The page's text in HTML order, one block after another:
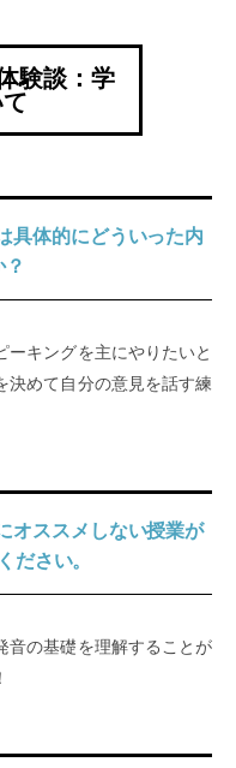
験談：学
具体的にどういった内
ーキングを主にやりたいと
決めて自分の意見を話す練
オススメしない授業が
ださい。
音の基礎を理解することが